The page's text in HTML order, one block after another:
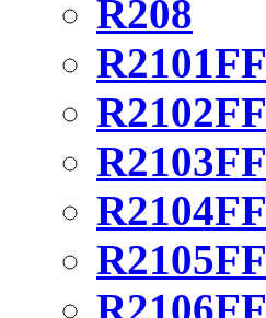
R208
R2101FF
R2102FF
R2103FF
R2104FF
R2105FF